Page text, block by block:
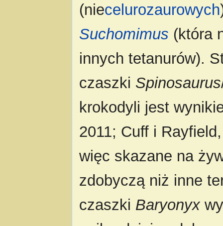
(niecelurozaurowych
Suchomimus (która
innych tetanurów).
czaszki Spinosaurus
krokodyli jest
2011; Cuff i
więc skazane na
zdobyczą niż inne
czaszki Baryonyx